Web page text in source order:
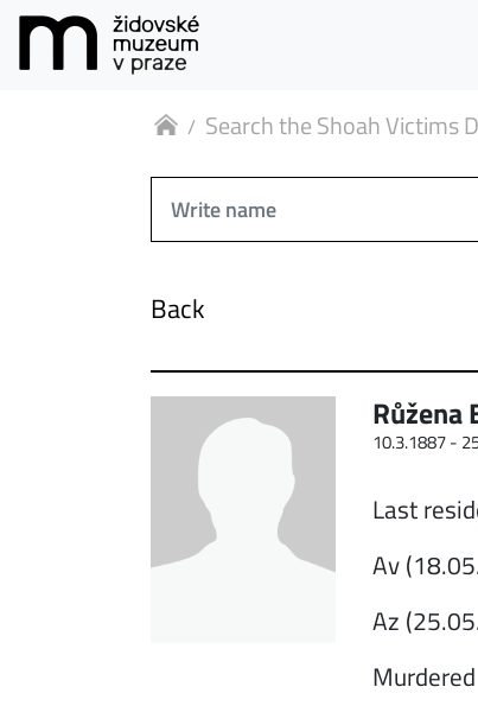
Search the Shoah Victims
Back
Růžena
10.3.1887 -
Last
Av
Az
Murdered